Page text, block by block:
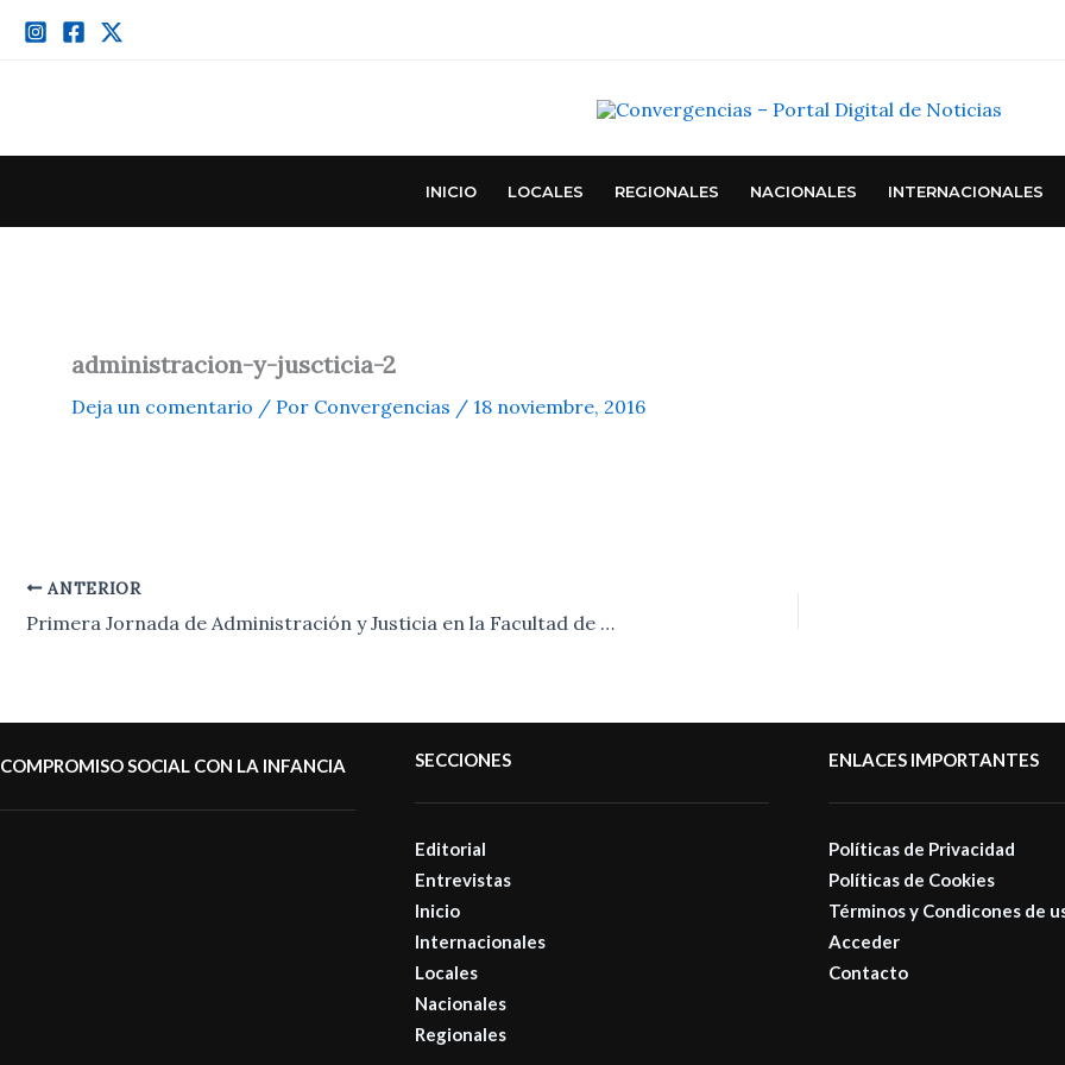
INICIO LOCALES REGIONALES NACIONALES INTERNACIONALES
administracion-y-juscticia-2
Deja un comentario / Por Convergencias / 18 noviembre, 2016
ANTERIOR
Primera Jornada de Administración y Justicia en la Facultad de Derecho de la Universidad de La Plata
COMPROMISO SOCIAL CON LA INFANCIA SECCIONES
Editorial
Entrevistas
Inicio
Internacionales
Locales
Nacionales
Regionales
ENLACES IMPORTANTES
Políticas de Privacidad
Políticas de Cookies
Términos y Condicones de
Acceder
Contacto